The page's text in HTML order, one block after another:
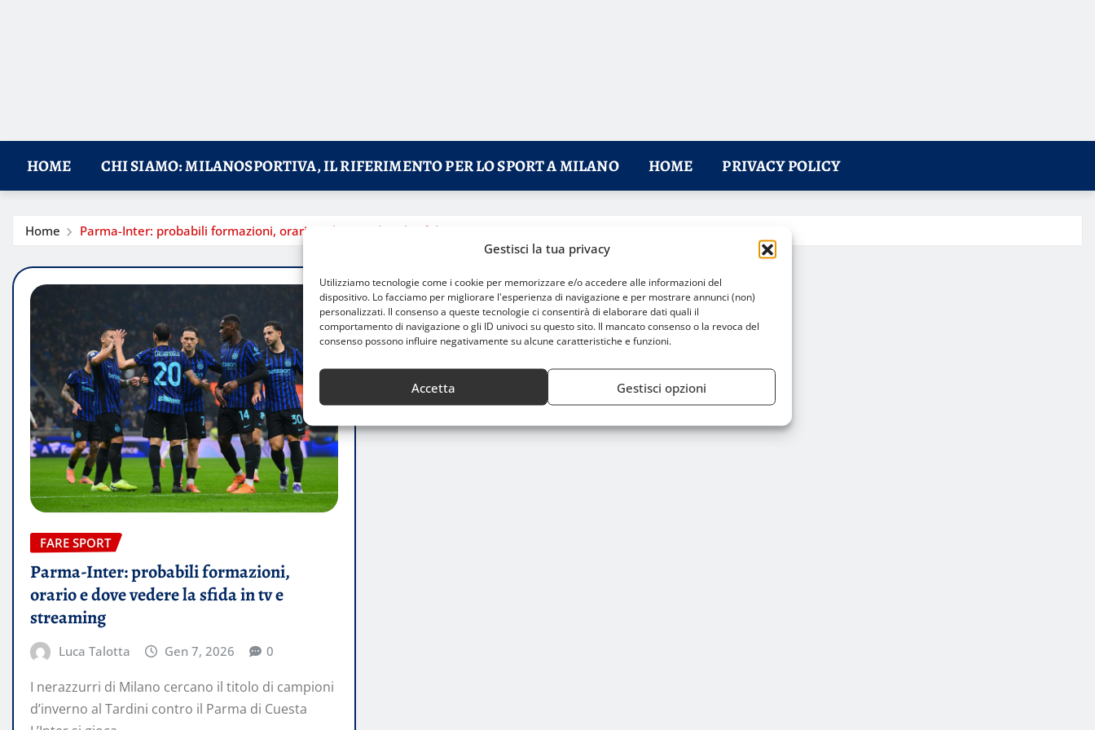
Gestisci la tua privacy
Utilizziamo tecnologie come i cookie per memorizzare e/o accedere alle informazioni del
dispositivo. Lo facciamo per migliorare l'esperienza di navigazione e per mostrare annunci (non)
personalizzati. Il consenso a queste tecnologie ci consentirà di elaborare dati quali il
comportamento di navigazione o gli ID univoci su questo sito. Il mancato consenso o la revoca del
consenso possono influire negativamente su alcune caratteristiche e funzioni.
Accetta Gestisci opzioni
HOME CHI SIAMO: MILANOSPORTIVA, IL RIFERIMENTO PER LO SPORT A MILANO HOME PRIVACY POLICY
Home Parma-Inter: probabili formazioni, orario e dove vedere la sfida in tv e streaming
FARE SPORT
Parma-Inter: probabili formazioni,
orario e dove vedere la sfida in tv e
streaming
Luca Talotta Gen 7, 2026 0
I nerazzurri di Milano cercano il titolo di campioni
d’inverno al Tardini contro il Parma di Cuesta